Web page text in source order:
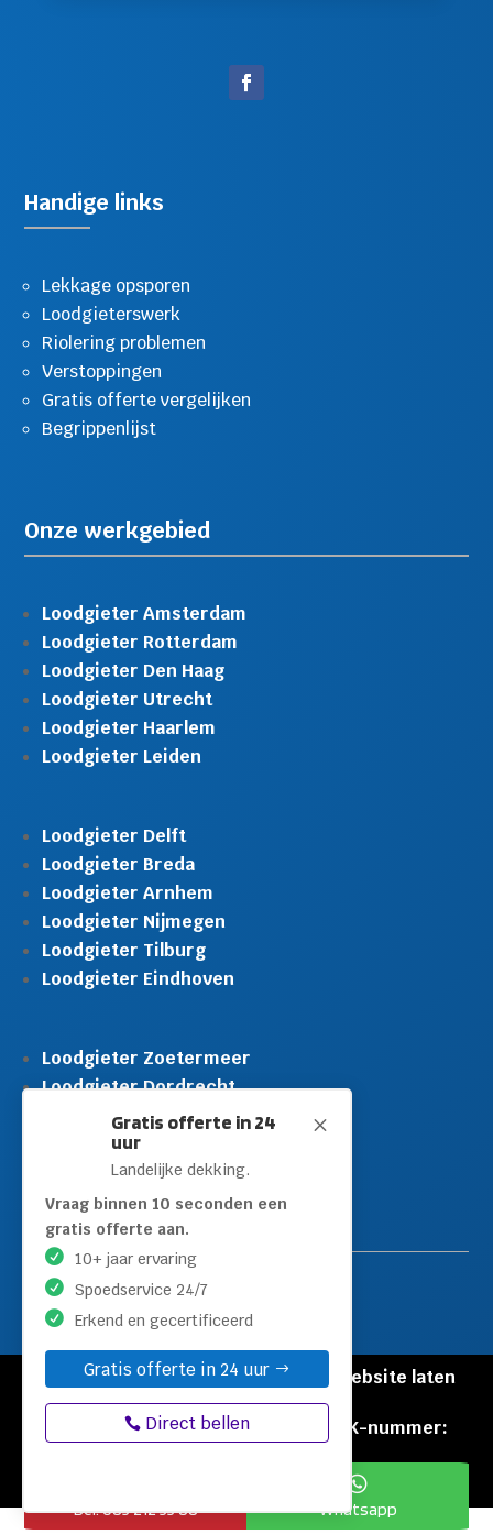
M
Gratis offerte in 24
uur
Landelijke dekking.
Vraag binnen 10 seconden een
gratis offerte aan.
10+ jaar ervaring
Spoedservice 24/7
Erkend en gecertificeerd
Gratis offerte in 24 uur
Direct bellen
Handige links
Lekkage opsporen
Loodgieterswerk
Riolering problemen
Verstoppingen
Gratis offerte vergelijken
Begrippenlijst
Onze werkgebied
Loodgieter Amsterdam
Loodgieter Rotterdam
Loodgieter Den Haag
Loodgieter Utrecht
Loodgieter Haarlem
Loodgieter Leiden
Loodgieter Delft
Loodgieter Breda
Loodgieter Arnhem
Loodgieter Nijmegen
Loodgieter Tilburg
Loodgieter Eindhoven
Loodgieter Zoetermeer
Loodgieter Dordrecht
Loodgieter Rijswijk
Loodgieter Schiedam
Loodgieter Leidschendam
Loodgieter Hilversum
© Copyright Loodgieters Kwartier |
Website laten
maken door Flexamedia
Privacyverklaring|Disclaimer
KVK-nummer:
Bel: 085 212 55 88

Whatsapp